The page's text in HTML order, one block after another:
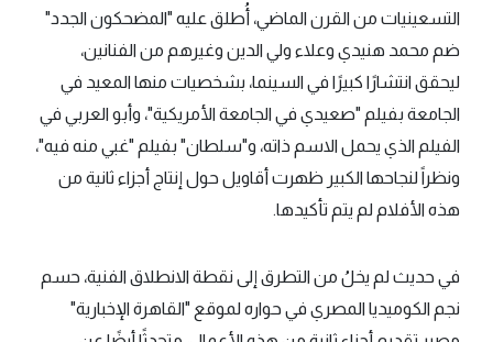
التسعينيات من القرن الماضي، أُطلق عليه "المضحكون الجدد"
ضم محمد هنيدي وعلاء ولي الدين وغيرهم من الفنانين،
ليحقق انتشارًا كبيرًا في السينما، بشخصيات منها المعيد في
الجامعة بفيلم "صعيدي في الجامعة الأمريكية"، وأبو العربي في
الفيلم الذي يحمل الاسم ذاته، و"سلطان" بفيلم "غبي منه فيه"،
ونظراً لنجاحها الكبير ظهرت أقاويل حول إنتاج أجزاء ثانية من
هذه الأفلام لم يتم تأكيدها.
في حديث لم يخلُ من التطرق إلى نقطة الانطلاق الفنية، حسم
نجم الكوميديا المصري في حواره لموقع "القاهرة الإخبارية"